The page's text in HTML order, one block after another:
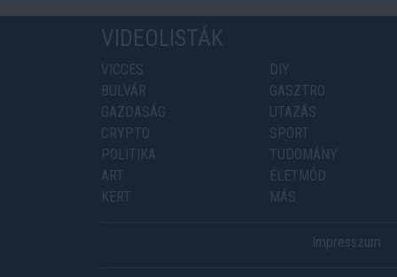
VIDEOLISTÁK
VICCES
BULVÁR
GAZDASÁG
CRYPTO
POLITIKA
ART
KERT
DIY
GASZTRO
UTAZÁS
SPORT
TUDOMÁNY
ÉLETMÓD
MÁS
Impresszum